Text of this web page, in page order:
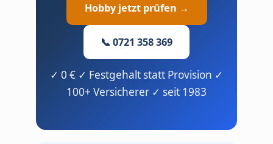
Hobby jetzt prüfen →
📞 0721 358 369
✓ 0 € ✓ Festgehalt statt Provision ✓
100+ Versicherer ✓ seit 1983